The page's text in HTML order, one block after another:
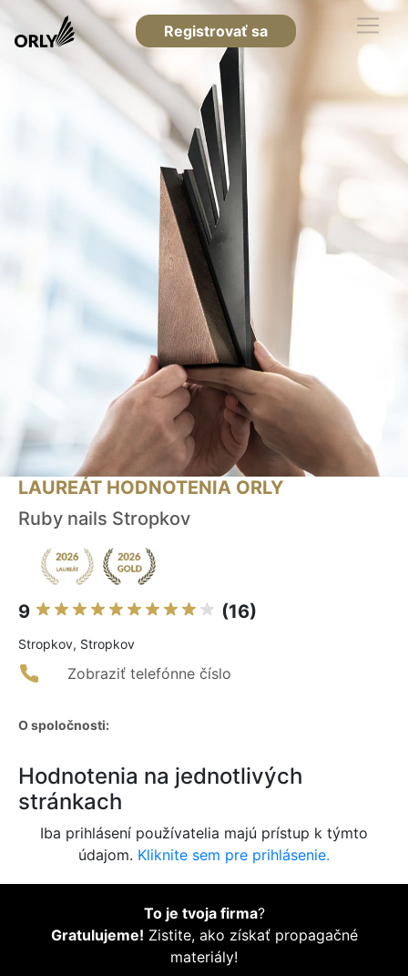
Registrovať sa
LAUREÁT HODNOTENIA ORLY
Ruby nails Stropkov
9 (16)
Stropkov, Stropkov
Zobraziť telefónne číslo
O spoločnosti:
Hodnotenia na jednotlivých
stránkach
Iba prihlásení používatelia majú prístup k týmto
údajom. Kliknite sem pre prihlásenie.
To je tvoja firma?
Gratulujeme! Zistite, ako získať propagačné
materiály!